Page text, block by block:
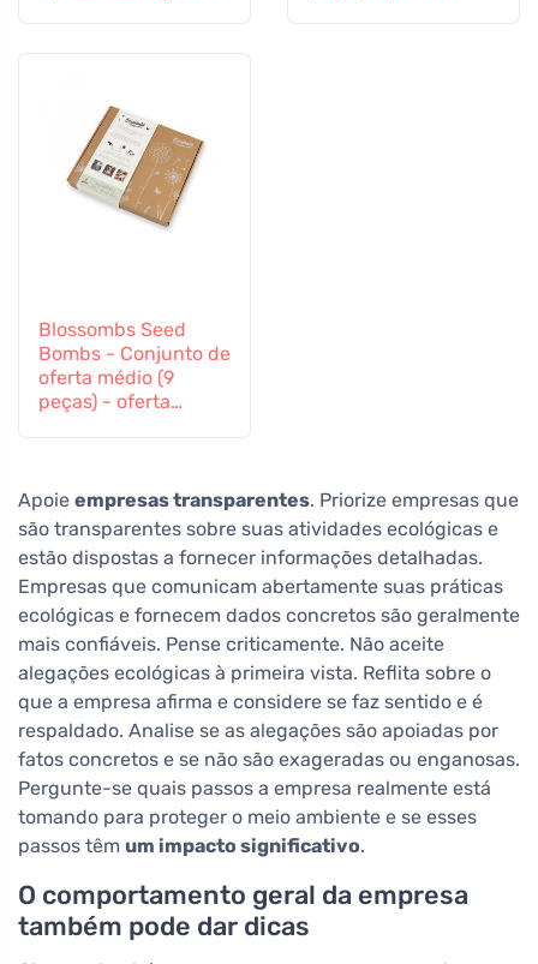
Blossombs Seed
Bombs - Conjunto de
oferta médio (9
peças) - oferta
Apoie empresas transparentes. Priorize empresas que
são transparentes sobre suas atividades ecológicas e
estão dispostas a fornecer informações detalhadas.
Empresas que comunicam abertamente suas práticas
ecológicas e fornecem dados concretos são geralmente
mais confiáveis. Pense criticamente. Não aceite
alegações ecológicas à primeira vista. Reflita sobre o
que a empresa afirma e considere se faz sentido e é
respaldado. Analise se as alegações são apoiadas por
fatos concretos e se não são exageradas ou enganosas.
Pergunte-se quais passos a empresa realmente está
tomando para proteger o meio ambiente e se esses
passos têm um impacto significativo.
O comportamento geral da empresa
também pode dar dicas